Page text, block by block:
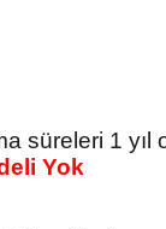
süreleri 1 yıl
Yok